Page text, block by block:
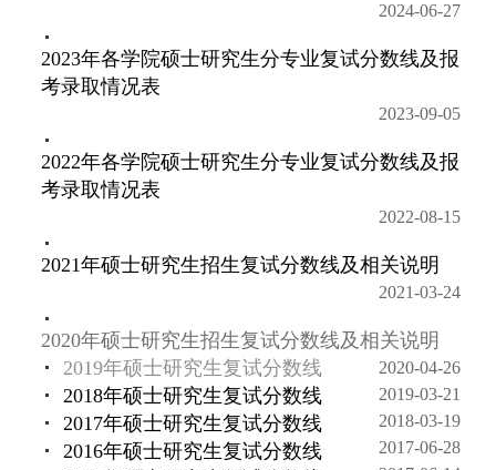
2024-06-27
2023年各学院硕士研究生分专业复试分数线及报
考录取情况表
2023-09-05
2022年各学院硕士研究生分专业复试分数线及报
考录取情况表
2022-08-15
2021年硕士研究生招生复试分数线及相关说明
2021-03-24
2020年硕士研究生招生复试分数线及相关说明
2020-04-26
2019年硕士研究生复试分数线
2019-03-21
2018年硕士研究生复试分数线
2018-03-19
2017年硕士研究生复试分数线
2017-06-28
2016年硕士研究生复试分数线